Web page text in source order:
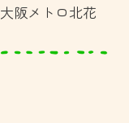
阪メトロ北花